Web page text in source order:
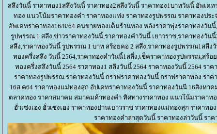
สลึงวันนี้ ราคาทอง1สลึงวันนี้ ราคาทอง2สลึงวันนี้ ราคาทอง1บาทวันนี้ อัพเด
ทอง แนวโน้มราคาทองคำ ราคาทองแท่ง ราคาทองรูปพรรณ ราคาทองประ
อัพเดทราคาทอง16/8/64 คนขายทองเต็มร้านทอง หลังราคาพุ่งราคาทองวั
รูปพรรณ 1 สลึง,ข่าวราคาทองวันนี้,ราคาทองคําวันนี้ เยาวราช,ราคาทองวั
สลึง,ราคาทองวันนี้ รูปพรรณ 1 บาท สร้อยคอ 2 สลึง,ราคาทองรูปพรรณ1สลึ
ทองครึ่งสลึง วันนี้ 2564,ราคาทองคําวันนี้1สลึ่ง,เช็คราคาทองรูปพรรณ,สร้อ
ทองครึ่งสลึงวันนี้ 2564 ราคาทอง1 สลึงวันนี้ 2564 ราคาทองวันนี้ 2564 ร
ราคาทองรูปพรรณ ราคาทองวันนี้ กราฟราคาทองวันนี้ กราฟราคาทอง รา
16ส.ค64 ราคาทองแม่ทองสุก อัปเดทราคาทองวันนี้ ราคาทองวันนี 16สิงหา
ตลาดทอง ราคาสมาคม สมาคมค้าทองคำ ทิศทางราคาทอง แนวโน้มราคาท
ฮั่วเซ่งเฮง ฮั่วเซ่งเฮง ราคาทองย่านเยาวราช ราคาทองแม่ทองสุก ราคา
ราคาทองคำล่าสุดวันนี้ ราคาทองล่าวันนี้ รา